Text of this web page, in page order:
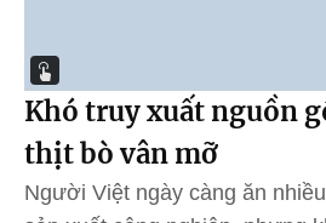
Khó truy xuất nguồn
thịt bò vân mỡ
Người Việt ngày càng ăn